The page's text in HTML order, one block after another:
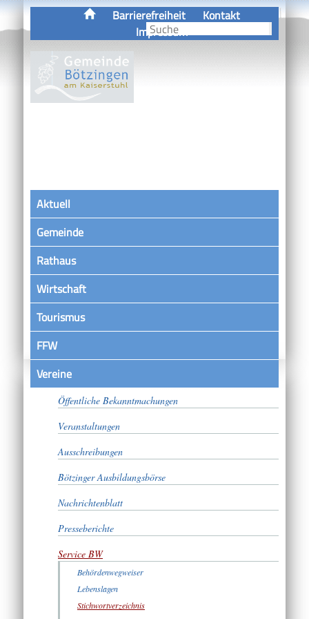
Barrierefreiheit
Kontakt
Impressum
Aktuell
Gemeinde
Rathaus
Wirtschaft
Tourismus
FFW
VereineSatzungen
Öffentliche Bekanntmachungen
Veranstaltungen
Ausschreibungen
Bötzinger Ausbildungsbörse
Nachrichtenblatt
Presseberichte
Service BW
Behördenwegweiser
Lebenslagen
Stichwortverzeichnis